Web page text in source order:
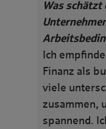
Was schätzt
Ich
Finanz als
viele
zusammen,
spannend.